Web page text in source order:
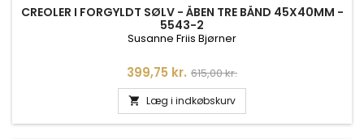
CREOLER I FORGYLDT SØLV - ÅBEN TRE BÅND 45X40MM -
5543-2
Susanne Friis Bjørner
Pris
399,75 kr. Normalpris
615,00 kr.
 Læg i indkøbskurv